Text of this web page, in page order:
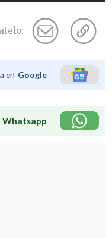
en Google
Whatsapp